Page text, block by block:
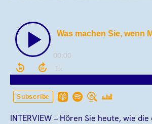
INTERVIEW – Hören Sie heute, wie die